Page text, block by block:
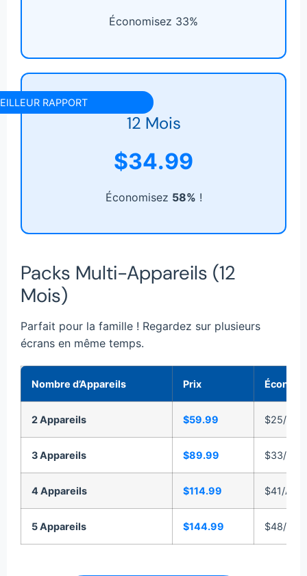
Économisez 33%
RAPPORT
12 Mois
$34.99
Économisez 58% !
Packs Multi-Appareils (12
Mois)
Parfait pour la famille ! Regardez sur plusieurs
écrans en même temps.
Nombre d’Appareils Prix
2 Appareils $59.99 $25/
3 Appareils $89.99 $33/
4 Appareils $114.99 $41/
5 Appareils $144.99 $48/